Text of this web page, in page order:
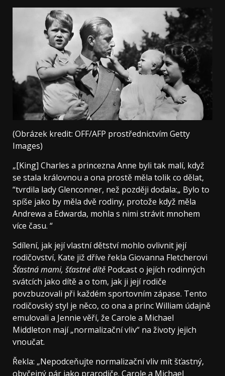
(Obrázek kredit: OFF/AFP prostřednictvím Getty
Images)
„[King] Charles a princezna Anne byli tak malí, když
se stala královnou a ona prostě měla tolik co dělat,
“tvrdila lady Glenconner, než později dodala:„ Bylo to
spíše jako by měla dvě rodiny, protože když měla
Andrewa a Edwarda, mohla s nimi strávit mnohem
více času. “
Sdílení, jak její vlastní dětství mohlo ovlivnit její
rodičovství, Kate již dříve řekla Giovanna Fletcherovi
Šťastná mami, šťastné dítě Podcast o jejích rodinných
svátcích jako dítě a o tom, jak ji její rodiče
povzbuzovali při každém sportovním zápase. Tento
rodičovský styl je něco, co ona a princ William údajně
emulovali a Jennie věří, že Carole a Michael
Middleton mají „normalizační vliv“ na životy jejich
vnoučat.
Řekla: „Nepodceňujte normalizační vliv mít šťastný,
obyčejný pár jako prarodiče. Carole a Michael